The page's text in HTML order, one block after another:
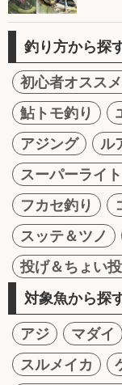
釣り方から探
初心者オススメ
鮎トモ釣り
アジング
ル
スーパーライ
フカセ釣り
スッテ＆ツノ
投げ＆ちょい
対象魚から探
アジ マダイ
スルメイカ